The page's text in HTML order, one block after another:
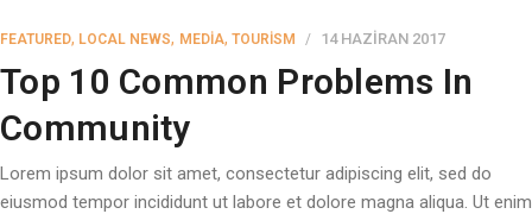
FEATURED, LOCAL NEWS, MEDIA,TOURISM 14 HAZIRAN 2017
Top 10 Common Problems In
Community
Lorem ipsum dolor sit amet, consectetur adipiscing elit, sed do
eiusmod tempor incididunt ut labore et dolore magna aliqua. Ut enim